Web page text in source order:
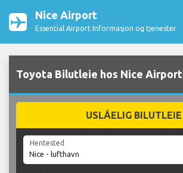
Nice Airport
Essential Airport Informasjon og tjenester
Toyota Bilutleie hos Nice Airport
USLÅELIG BILUTLEIE
Hentested